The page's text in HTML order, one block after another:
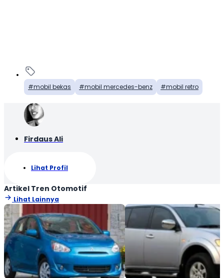
mobil bekas mobil mercedes-benz mobil retro
Firdaus Ali
Lihat Profil
Artikel Tren Otomotif
Lihat Lainnya